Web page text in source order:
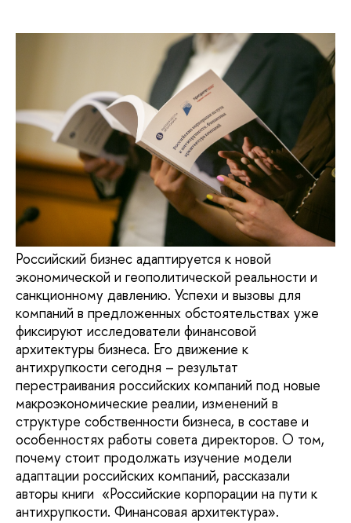
Российский бизнес адаптируется к новой
экономической и геополитической реальности и
санкционному давлению. Успехи и вызовы для
компаний в предложенных обстоятельствах уже
фиксируют исследователи финансовой
архитектуры бизнеса. Его движение к
антихрупкости сегодня – результат
перестраивания российских компаний под новые
макроэкономические реалии, изменений в
структуре собственности бизнеса, в составе и
особенностях работы совета директоров. О том,
почему стоит продолжать изучение модели
адаптации российских компаний, рассказали
авторы книги «Российские корпорации на пути к
антихрупкости. Финансовая архитектура».